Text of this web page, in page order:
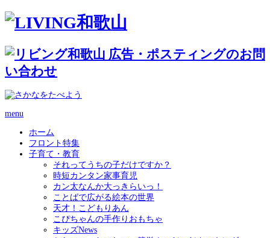
menu
ホーム
フロント特集
子育て・教育
それってうちの子だけですか？
時短カンタン家事育児
カン太なんか大っきらいっ！
ことばで広がる絵本の世界
天才！こどもりあん
こぴちゃんの手作りおもちゃ
キッズNews